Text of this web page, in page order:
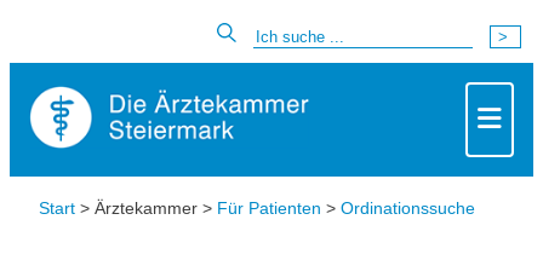
Start > Ärztekammer > Für Patienten > Ordinationssuche